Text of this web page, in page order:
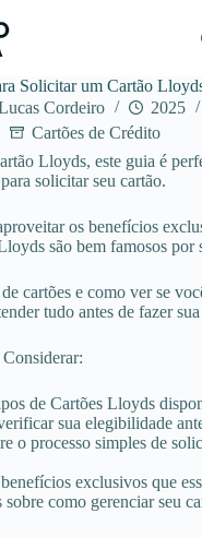
Solicitar um Cartão
Cordeiro
2025
Cartões de Crédito
Lloyds, este guia é
solicitar seu cartão.
os benefícios
são bem famosos por
cartões e como ver se
tudo antes de fazer
de Cartões Lloyds
sua elegibilidade
o processo simples de
exclusivos que
sobre como gerenciar seu